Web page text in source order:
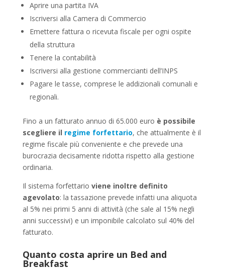
Aprire una partita IVA
Iscriversi alla Camera di Commercio
Emettere fattura o ricevuta fiscale per ogni ospite
della struttura
Tenere la contabilità
Iscriversi alla gestione commercianti dell’INPS
Pagare le tasse, comprese le addizionali comunali e
regionali.
Fino a un fatturato annuo di 65.000 euro è possibile
scegliere il regime forfettario, che attualmente è il
regime fiscale più conveniente e che prevede una
burocrazia decisamente ridotta rispetto alla gestione
ordinaria.
Il sistema forfettario viene inoltre definito
agevolato: la tassazione prevede infatti una aliquota
al 5% nei primi 5 anni di attività (che sale al 15% negli
anni successivi) e un imponibile calcolato sul 40% del
fatturato.
Quanto costa aprire un Bed and
Breakfast